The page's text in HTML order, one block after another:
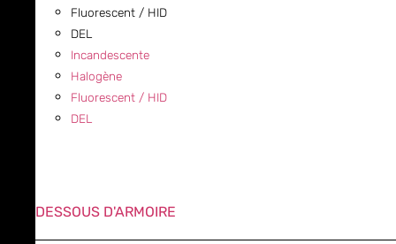
Fluorescent / HID
DEL
Incandescente
Halogène
Fluorescent / HID
DEL
DESSOUS D'ARMOIRE